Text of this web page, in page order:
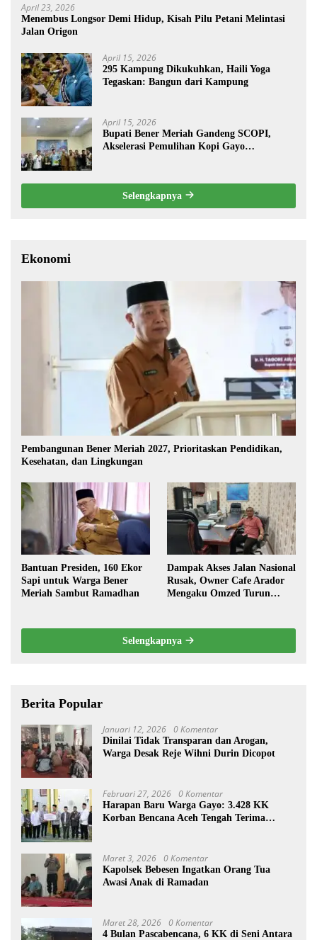
April 23, 2026
Menembus Longsor Demi Hidup, Kisah Pilu Petani Melintasi
Jalan Origon
April 15, 2026
295 Kampung Dikukuhkan, Haili Yoga
Tegaskan: Bangun dari Kampung
April 15, 2026
Bupati Bener Meriah Gandeng SCOPI,
Akselerasi Pemulihan Kopi Gayo
Selengkapnya
Ekonomi
Pembangunan Bener Meriah 2027, Prioritaskan Pendidikan,
Kesehatan, dan Lingkungan
Bantuan Presiden, 160 Ekor
Sapi untuk Warga Bener
Meriah Sambut Ramadhan
Dampak Akses Jalan Nasional
Rusak, Owner Cafe Arador
Mengaku Omzed Turun
Selengkapnya
Berita Popular
Januari 12, 2026 0 Komentar
Dinilai Tidak Transparan dan Arogan,
Warga Desak Reje Wihni Durin Dicopot
Februari 27, 2026 0 Komentar
Harapan Baru Warga Gayo: 3.428 KK
Korban Bencana Aceh Tengah Terima
Maret 3, 2026 0 Komentar
Kapolsek Bebesen Ingatkan Orang Tua
Awasi Anak di Ramadan
Maret 28, 2026 0 Komentar
4 Bulan Pascabencana, 6 KK di Seni Antara